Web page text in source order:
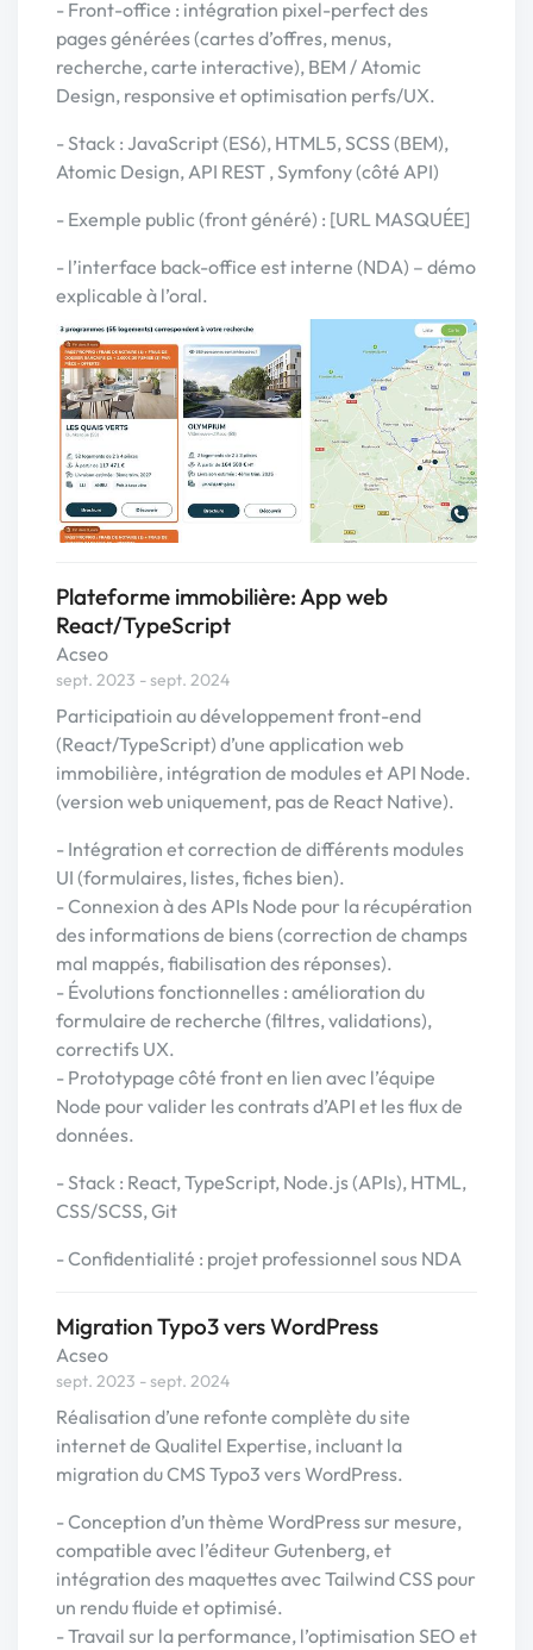
- Front-office : intégration pixel-perfect des
pages générées (cartes d’offres, menus,
recherche, carte interactive), BEM / Atomic
Design, responsive et optimisation perfs/UX.
- Stack : JavaScript (ES6), HTML5, SCSS (BEM),
Atomic Design, API REST , Symfony (côté API)
- Exemple public (front généré) : [URL MASQUÉE]
- l’interface back-office est interne (NDA) – démo
explicable à l’oral.
Plateforme immobilière: App web
React/TypeScript
Acseo
sept. 2023 - sept. 2024
Participatioin au développement front-end
(React/TypeScript) d’une application web
immobilière, intégration de modules et API Node.
(version web uniquement, pas de React Native).
- Intégration et correction de différents modules
UI (formulaires, listes, fiches bien).
- Connexion à des APIs Node pour la récupération
des informations de biens (correction de champs
mal mappés, fiabilisation des réponses).
- Évolutions fonctionnelles : amélioration du
formulaire de recherche (filtres, validations),
correctifs UX.
- Prototypage côté front en lien avec l’équipe
Node pour valider les contrats d’API et les flux de
données.
- Stack : React, TypeScript, Node.js (APIs), HTML,
CSS/SCSS, Git
- Confidentialité : projet professionnel sous NDA
Migration Typo3 vers WordPress
Acseo
sept. 2023 - sept. 2024
Réalisation d’une refonte complète du site
internet de Qualitel Expertise, incluant la
migration du CMS Typo3 vers WordPress.
- Conception d’un thème WordPress sur mesure,
compatible avec l’éditeur Gutenberg, et
intégration des maquettes avec Tailwind CSS pour
un rendu fluide et optimisé.
- Travail sur la performance, l’optimisation SEO et